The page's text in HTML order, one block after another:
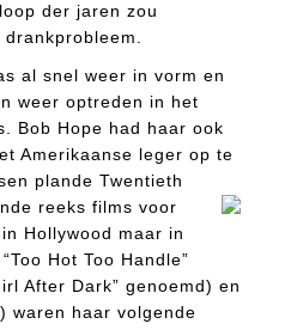
der jaren zou
al snel weer in vorm en
weer optreden in het
Bob Hope had haar ook
Amerikaanse leger op te
plande Twentieth
reeks films voor
Hollywood maar in
Hot Too Handle”
After Dark” genoemd) en
waren haar volgende